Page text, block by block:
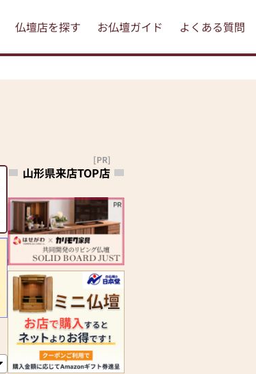
仏壇店を探す お仏壇ガイド よくある質問
山形県来店TOP店
[PR]